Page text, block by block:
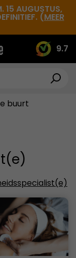
15 AUGUSTUS,
(MEER
9.7
buurt